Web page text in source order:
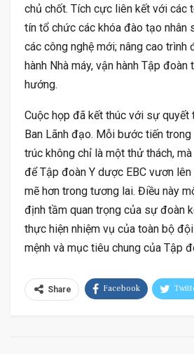
chủ chốt. Tích cực liên kết với các
tín tổ chức các khóa đào tạo nhân
các công nghệ mới; nâng cao trình
hành Nhà máy, vận hành Tập
hướng.
Cuộc họp đã kết thúc với sự quyết
Ban Lãnh đạo. Mỗi bước tiến trong
trúc không chỉ là một thử thách,
để Tập đoàn Y dược EBC vươn
mẽ hơn trong tương lai. Điều này
định tầm quan trọng của sự đoàn
thực hiện nhiệm vụ của toàn bộ
mệnh và mục tiêu chung của Tập
Share Facebook